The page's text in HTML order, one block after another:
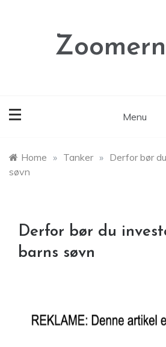
Menu
Home » Tanker » Derfor bør
søvn
Derfor bør du
barns søvn